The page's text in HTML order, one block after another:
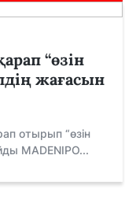
“өзін
жағасын
отырып “өзін
MADENIPO...